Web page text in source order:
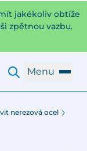
jakékoliv obtíže
zpětnou vazbu.
Menu
nerezová ocel